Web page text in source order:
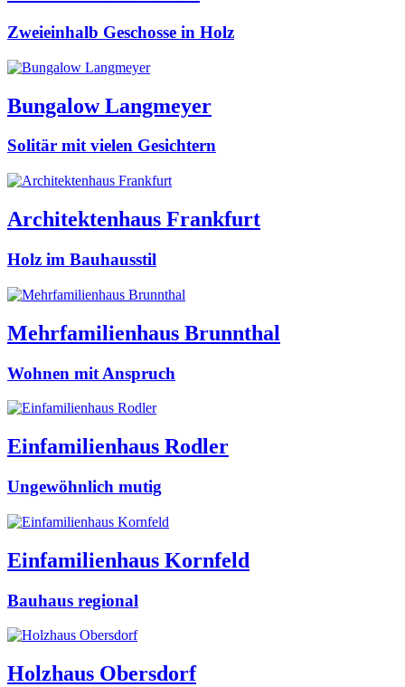
Zweieinhalb Geschosse in Holz
Bungalow Langmeyer
Solitär mit vielen Gesichtern
Architektenhaus Frankfurt
Holz im Bauhausstil
Mehrfamilienhaus Brunnthal
Wohnen mit Anspruch
Einfamilienhaus Rodler
Ungewöhnlich mutig
Einfamilienhaus Kornfeld
Bauhaus regional
Holzhaus Obersdorf